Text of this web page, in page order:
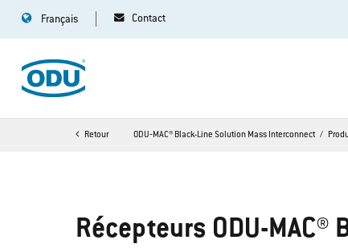
Français Contact
Retour ODU‐MAC® Black-Line Solution Mass Interconnect
Récepteurs ODU-MAC®
Le récepteur avec tiroir télescopique peut être
Un accès rapide, par exemple lors de l'assemblage ou en cas de
garanti à tout moment.